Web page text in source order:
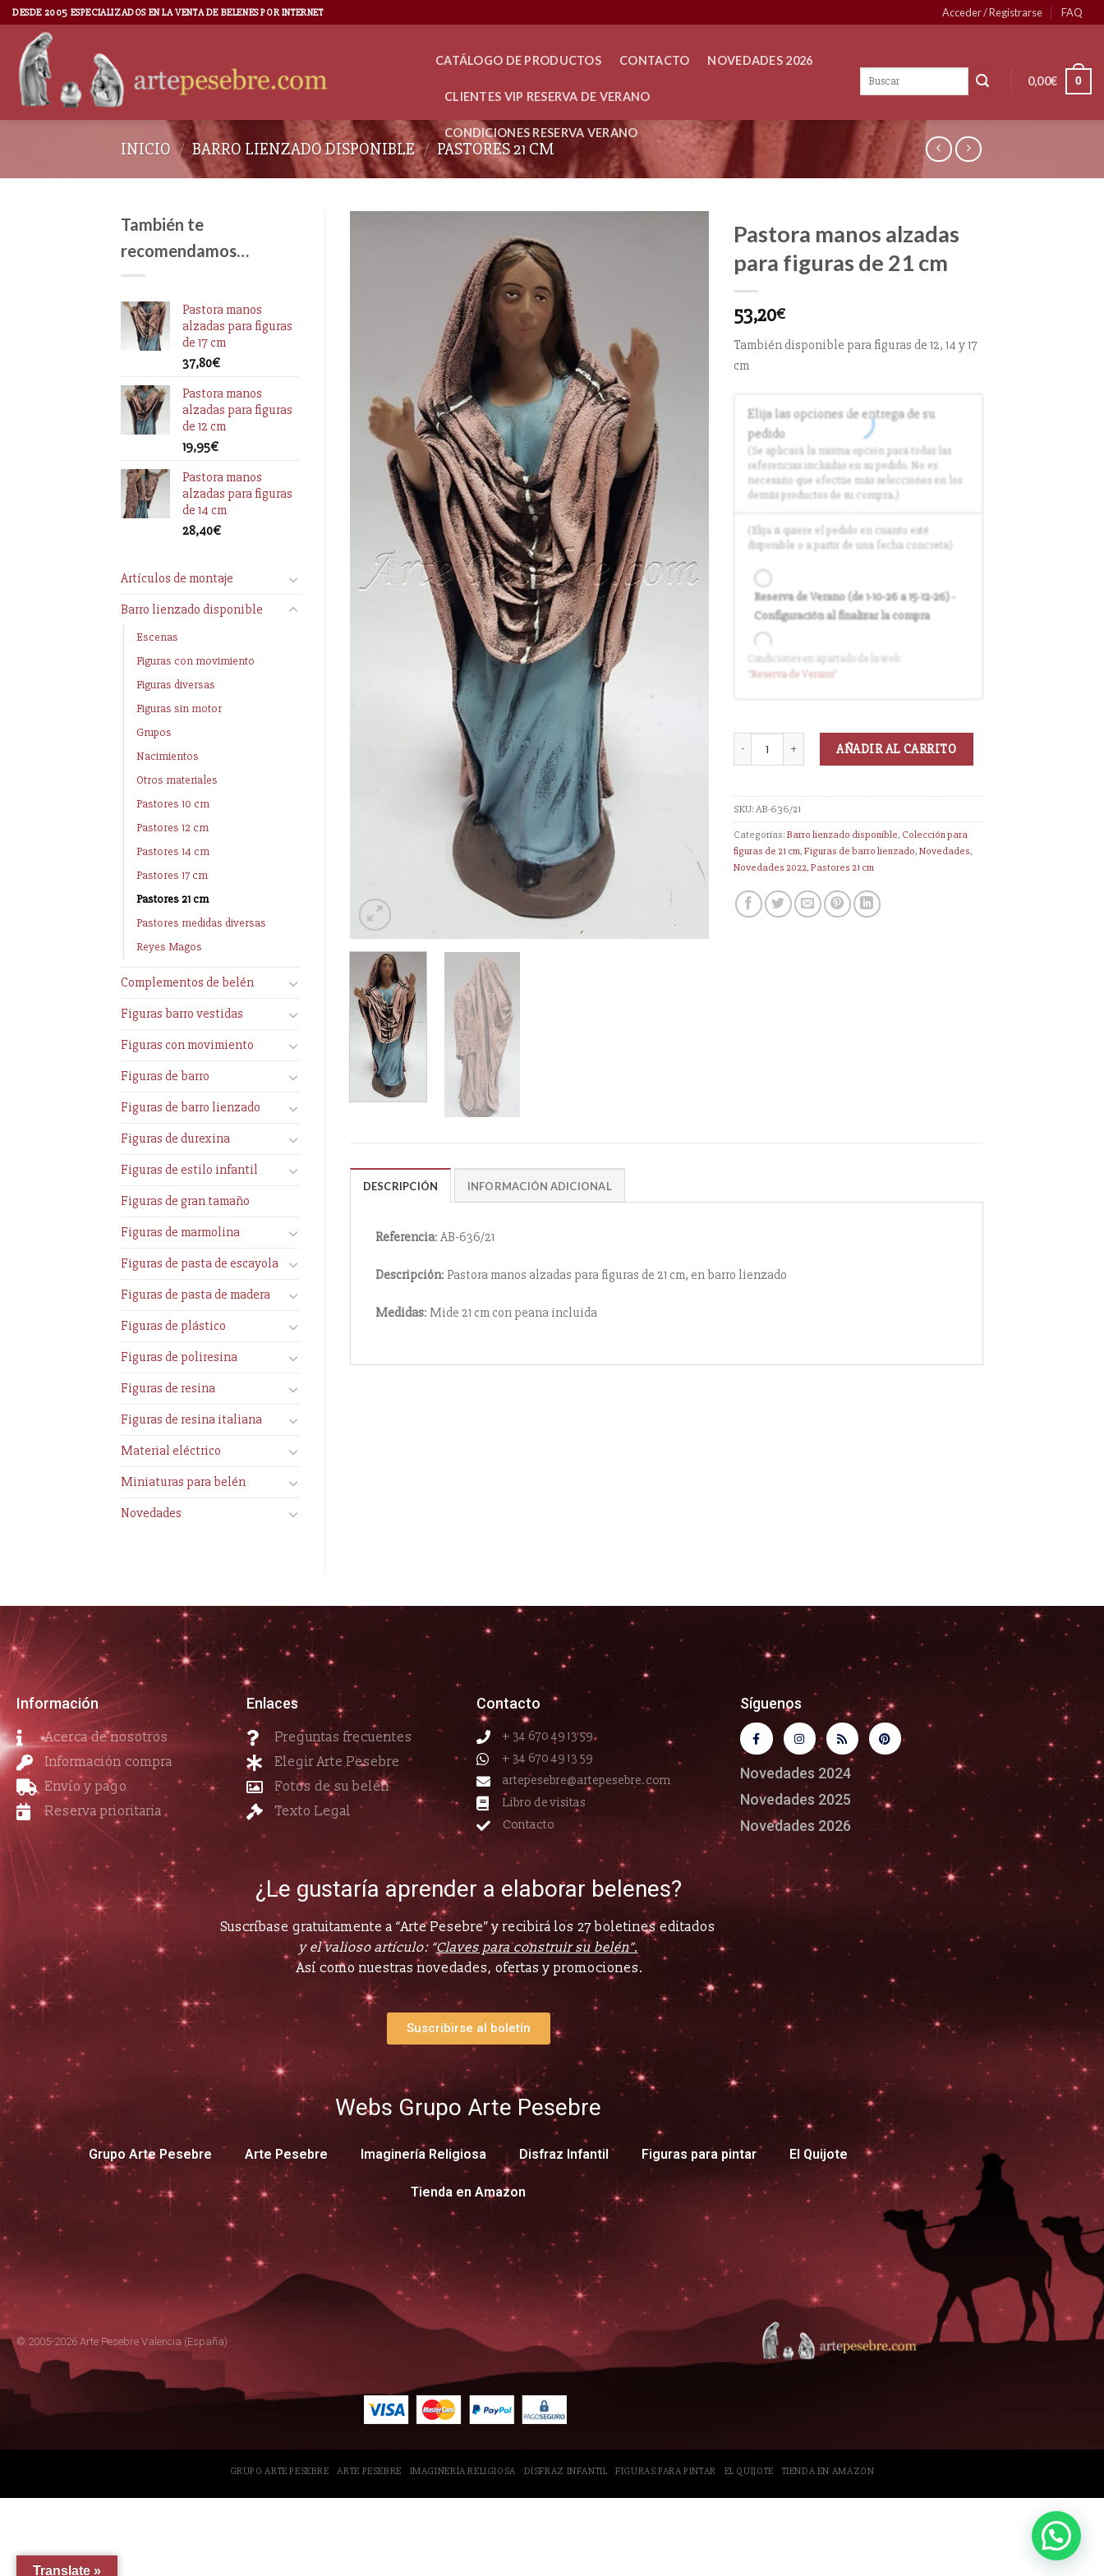
DESDE 2005 ESPECIALIZADOS EN LA VENTA DE BELENES POR INTERNET Acceder / Registrarse FAQ
CATÁLOGO DE PRODUCTOS CONTACTO NOVEDADES 2026
CLIENTES VIP RESERVA DE VERANO
CONDICIONES RESERVA VERANO
0,00€ 0
INICIO / BARRO LIENZADO DISPONIBLE / PASTORES 21 CM
También te
recomendamos…
Pastora manos
alzadas para figuras
de 17 cm
37,80€
Pastora manos
alzadas para figuras
de 12 cm
19,95€
Pastora manos
alzadas para figuras
de 14 cm
28,40€
Artículos de montaje
Barro lienzado disponible
Escenas
Figuras con movimiento
Figuras diversas
Figuras sin motor
Grupos
Nacimientos
Otros materiales
Pastores 10 cm
Pastores 12 cm
Pastores 14 cm
Pastores 17 cm
Pastores 21 cm
Pastores medidas diversas
Reyes Magos
Complementos de belén
Figuras barro vestidas
Figuras con movimiento
Figuras de barro
Figuras de barro lienzado
Figuras de durexina
Figuras de estilo infantil
Figuras de gran tamaño
Figuras de marmolina
Figuras de pasta de escayola
Figuras de pasta de madera
Figuras de plástico
Figuras de poliresina
Figuras de resina
Figuras de resina italiana
Material eléctrico
Miniaturas para belén
Novedades
Pastora manos alzadas
para figuras de 21 cm
53,20€
También disponible para figuras de 12, 14 y 17
cm
Elija las opciones de entrega de su
pedido
(Se aplicará la misma opción para todas las
referencias incluidas en su pedido. No es
necesario que efectúe más selecciones en los
demás productos de su compra.)
(Elija si quiere el pedido en cuanto esté
disponible o a partir de una fecha concreta)
Reserva de Verano (de 1-10-26 a 15-12-26) -
Configuración al finalizar la compra
Entrega en cuanto el pedido esté
disponible (sin descuento)
Condiciones en apartado de la web:
"Reservade Verano"
AÑADIR AL CARRITO
SKU:AB-636/21
Categorías:Barro lienzado disponible, Colección para
figuras de 21 cm,Figuras de barro lienzado,Novedades,
Novedades 2022,Pastores 21 cm
DESCRIPCIÓN INFORMACIÓN ADICIONAL
Referencia: AB-636/21
Descripción: Pastora manos alzadas para figuras de 21 cm, en barro lienzado
Medidas: Mide 21 cm con peana incluida
Información
Acerca de nosotros
Información compra
Envío y pago
Reserva prioritaria
Enlaces
Preguntas frecuentes
Elegir Arte Pesebre
Fotos de su belén
Texto Legal
Contacto
+ 34 670 49 13 59
+ 34 670 49 13 59
artepesebre@artepesebre.com
Libro de visitas
Contacto
Síguenos
Novedades 2024
Novedades 2025
Novedades 2026
¿Le gustaría aprender a elaborar belenes?
Suscríbase gratuitamente a “Arte Pesebre” y recibirá los 27 boletines editados
y el valioso artículo: “Claves para construir su belén”.
Así como nuestras novedades, ofertas y promociones.
Suscribirse al boletín
Webs Grupo Arte Pesebre
Grupo Arte Pesebre Arte Pesebre Imaginería Religiosa Disfraz Infantil Figuras para pintar El Quijote
Tienda en Amazon
© 2005-2026 Arte Pesebre Valencia (España)
GRUPO ARTE PESEBRE ARTE PESEBRE IMAGINERÍA RELIGIOSA DISFRAZ INFANTIL FIGURAS PARA PINTAR EL QUIJOTE TIENDA EN AMAZON
Translate »